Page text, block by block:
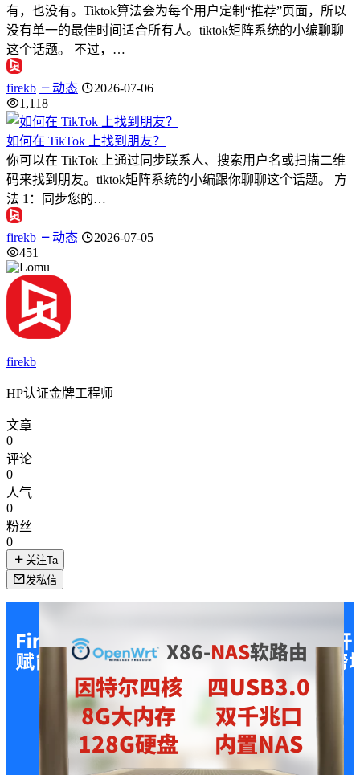
有，也没有。Tiktok算法会为每个用户定制“推荐”页面，所以
没有单一的最佳时间适合所有人。tiktok矩阵系统的小编聊聊
这个话题。 不过，…
firekb 动态
2026-07-06
1,118
如何在 TikTok 上找到朋友？
你可以在 TikTok 上通过同步联系人、搜索用户名或扫描二维
码来找到朋友。tiktok矩阵系统的小编跟你聊聊这个话题。 方
法 1：同步您的…
firekb 动态
2026-07-05
451
firekb
HP认证金牌工程师
文章
0
评论
0
人气
0
粉丝
0
关注Ta
发私信